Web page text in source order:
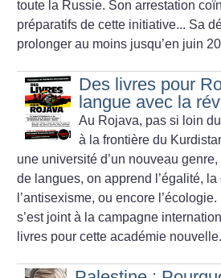
toute la Russie. Son arrestation
préparatifs de cette initiative... Sa
prolonger au moins jusqu’en juin
Des livres pour
langue avec la
Au Rojava, pas si loin
à la frontière du
une université d’un nouveau
de langues, on apprend l’égalité, la
l’antisexisme, ou encore
s’est joint à la campagne
livres pour cette académie nouvelle.